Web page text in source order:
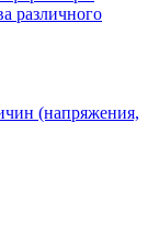
различного
(напряжения,